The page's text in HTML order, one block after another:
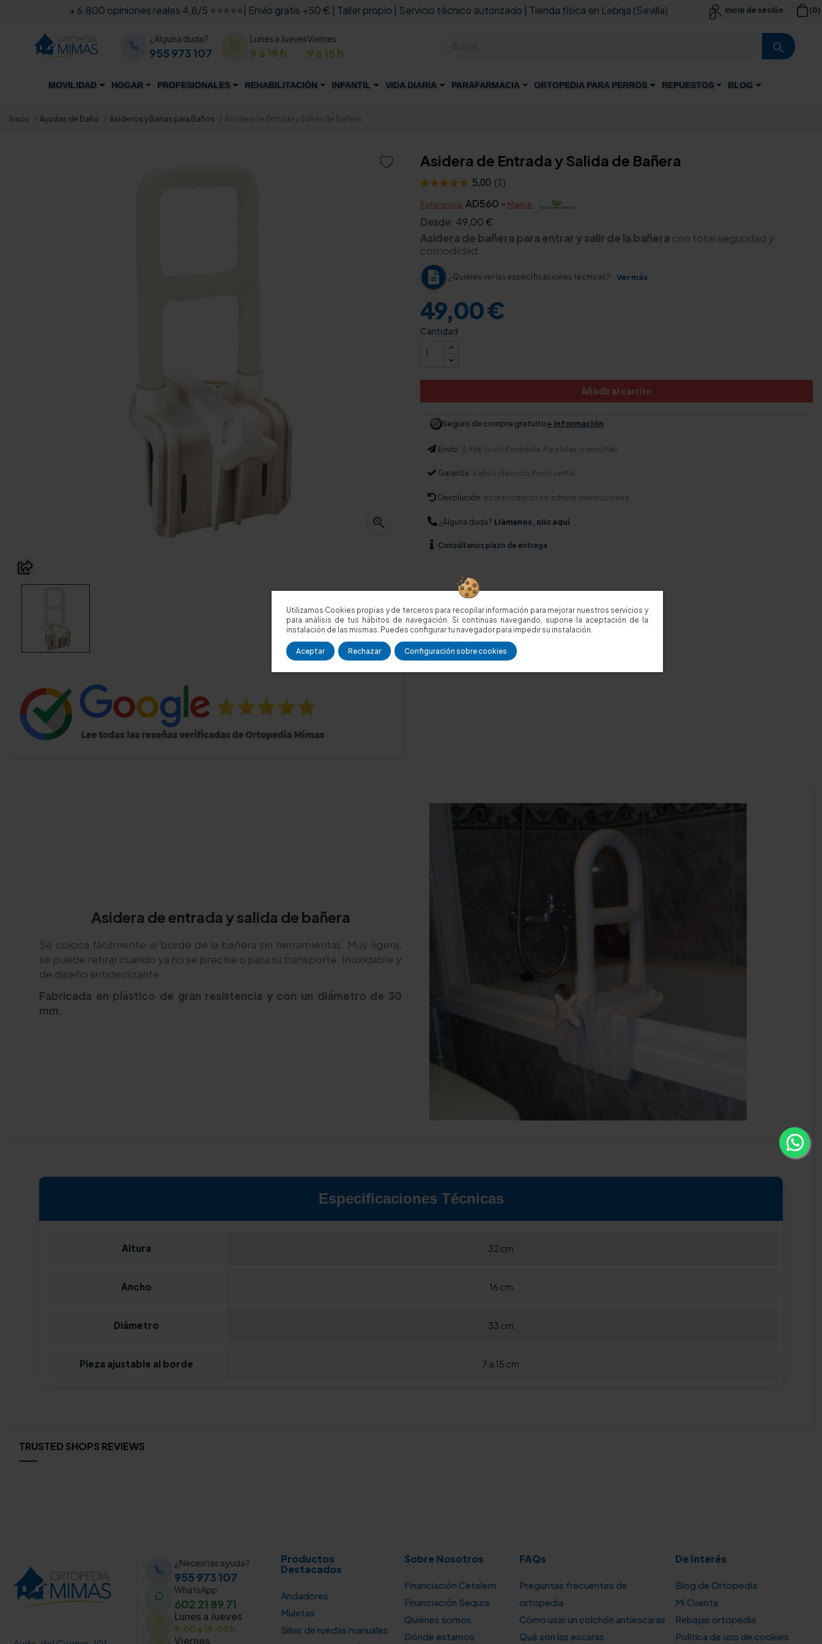
Utilizamos Cookies propias y de terceros para recopilar información para mejorar nuestros servicios y
para análisis de tus hábitos de navegación. Si continuas navegando, supone la aceptación de la
instalación de las mismas. Puedes configurar tu navegador para impedir su instalación.
Aceptar Rechazar Configuración sobre cookies
+ 6.800 opiniones reales 4,8/5 ⭐⭐⭐⭐⭐| Envío gratis +50 € | Taller propio | Servicio técnico autorizado | Tienda física en Lebrija (Sevilla)  Inicio de sesión (0)
¿Alguna duda?
955 973 107
Lunes a Jueves
9 a 19 h
Viernes
9 a 15 h search
MOVILIDAD HOGAR PROFESIONALES REHABILITACIÓN INFANTIL VIDA DIARIA PARAFARMACIA ORTOPEDIA PARA PERROS REPUESTOS BLOG
Inicio Ayudas de Baño Asideros y Barras para Baños Asidera de Entrada y Salida de Bañera


Asidera de Entrada y Salida de Bañera
Referencia: AD560 - Marca:
Desde: 49,00 €
Asidera de bañera para entrar y salir de la bañera con total seguridad y
comodidad.
¿Quieres ver las especificaciones técnicas? Ver más
49,00 €
Cantidad
Añadir al carrito
Seguro de compra gratuito+ información
Envío: 3,95€ (solo Península. Para Islas, consultar)
Garantía: 3 años (Servicio Post-venta)
Devolución: este producto no admite devoluciones
¿Alguna duda? Llámanos, clic aquí
Consúltanos plazo de entrega
Asidera de entrada y salida de bañera
Se coloca fácilmente al borde de la bañera sin herramientas. Muy ligera,
se puede retirar cuando ya no se precise o para su transporte. Inoxidable y
de diseño antideslizante.
Fabricada en plástico de gran resistencia y con un diámetro de 30
mm.
Especificaciones Técnicas
Altura 32 cm.
Ancho 16 cm.
Diámetro 33 cm.
Pieza ajustable al borde 7 a 15 cm.
TRUSTED SHOPS REVIEWS
¿Necesitas ayuda?
955 973 107
WhatsApp
602 21 89 71
Lunes a Jueves
9:00 a 19:00 h
Viernes
Productos
Destacados
Andadores
Muletas
Sillas de ruedas manuales
Sobre Nosotros
Financiación Cetelem
Financiación Sequra
Quiénes somos
Dónde estamos
FAQs
Preguntas frecuentes de
ortopedia
Cómo usar un colchón antiescaras
Qué son las escaras
De Interés
Blog de Ortopedia
Mi Cuenta
Rebajas ortopedia
Política de uso de cookies